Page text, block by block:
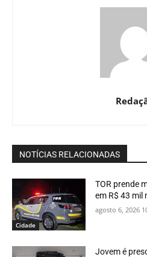
NOTÍCIAS RELACIONADAS
Cidade
TOR prende
em R$ 43 mil
agosto 6, 2026
Jovem é